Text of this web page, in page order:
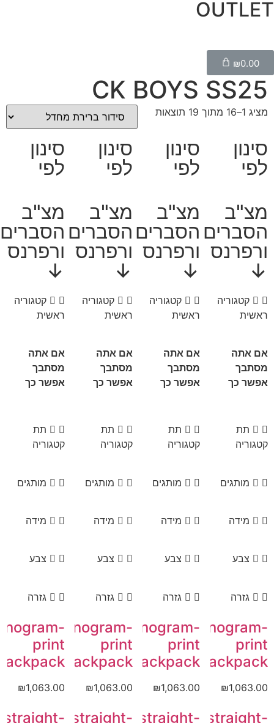
OUTLET
₪0.00
CK BOYS SS25
מציג 1–16 מתוך 19 תוצאות
סינון
לפי
מצ"ב
הסברים
ורפרנס
↓
קטגוריה
ראשית
אם אתה
מסתבך
אפשר כך
תת
קטגוריה
מותגים
מידה
צבע
גזרה
Monogram-
print
backpack
₪1,063.00
straight-
סינון
לפי
מצ"ב
הסברים
ורפרנס
↓
קטגוריה
ראשית
אם אתה
מסתבך
אפשר כך
תת
קטגוריה
מותגים
מידה
צבע
גזרה
Monogram-
print
backpack
₪1,063.00
straight-
סינון
לפי
מצ"ב
הסברים
ורפרנס
↓
קטגוריה
ראשית
אם אתה
מסתבך
אפשר כך
תת
קטגוריה
מותגים
מידה
צבע
גזרה
Monogram-
print
backpack
₪1,063.00
straight-
סינון
לפי
מצ"ב
הסברים
ורפרנס
↓
קטגוריה
ראשית
אם אתה
מסתבך
אפשר כך
תת
קטגוריה
מותגים
מידה
צבע
גזרה
print
₪1,063.00
straight-